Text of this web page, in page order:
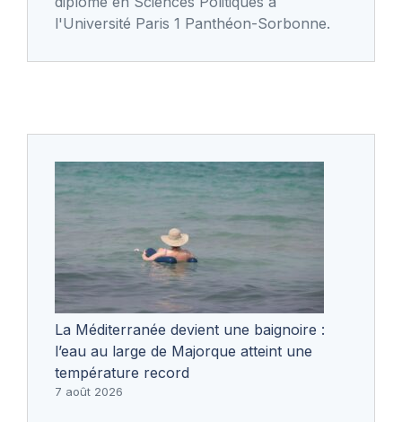
l'Université Paris 1 Panthéon-Sorbonne.
La Méditerranée devient une baignoire :
l’eau au large de Majorque atteint une
température record
7 août 2026